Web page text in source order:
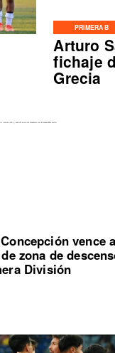
PRIMERA B
Arturo
fichaje
Grecia
vence
zona de
División